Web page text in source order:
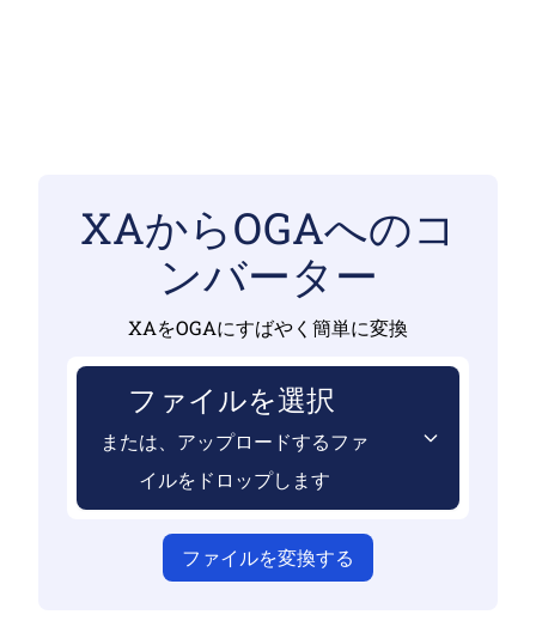
XAからOGAへのコ
ンバーター
XAをOGAにすばやく簡単に変換
ファイルを選択
または、アップロードするファ
イルをドロップします
ファイルを変換する